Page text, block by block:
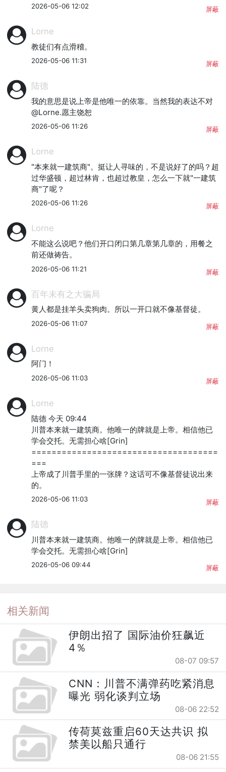
2026-05-06 12:02 屏蔽
Lorne
教徒们有点滑稽。
2026-05-06 11:31 屏蔽
陆德
我的意思是说上帝是他唯一的依靠。当然我的表达不对
@Lorne.愿主饶恕
2026-05-06 11:26 屏蔽
Lorne
"本来就一建筑商"。挺让人寻味的，不是说好了的吗？超
过华盛顿，超过林肯，也超过教皇，怎么一下就"一建筑
商"了呢？
2026-05-06 11:26 屏蔽
Lorne
不能这么说吧？他们开口闭口第几章第几章的，用餐之
前还做祷告。
2026-05-06 11:21 屏蔽
百年未有之大骗局
黄人都是挂羊头卖狗肉。所以一开口就不像基督徒。
2026-05-06 11:07 屏蔽
Lorne
阿门！
2026-05-06 11:03 屏蔽
Lorne
陆德 今天 09:44
川普本来就一建筑商。他唯一的牌就是上帝。相信他已
学会交托。无需担心啥[Grin]
=====================================
===
上帝成了川普手里的一张牌？这话可不像基督徒说出来
的。
2026-05-06 11:03 屏蔽
陆德
川普本来就一建筑商。他唯一的牌就是上帝。相信他已
学会交托。无需担心啥[Grin]
2026-05-06 09:44 屏蔽
相关新闻
伊朗出招了 国际油价狂飙近
4％
08-07 09:57
CNN：川普不满弹药吃紧消息
曝光 弱化谈判立场
08-06 22:52
传荷莫兹重启60天达共识 拟
禁美以船只通行
08-06 21:55